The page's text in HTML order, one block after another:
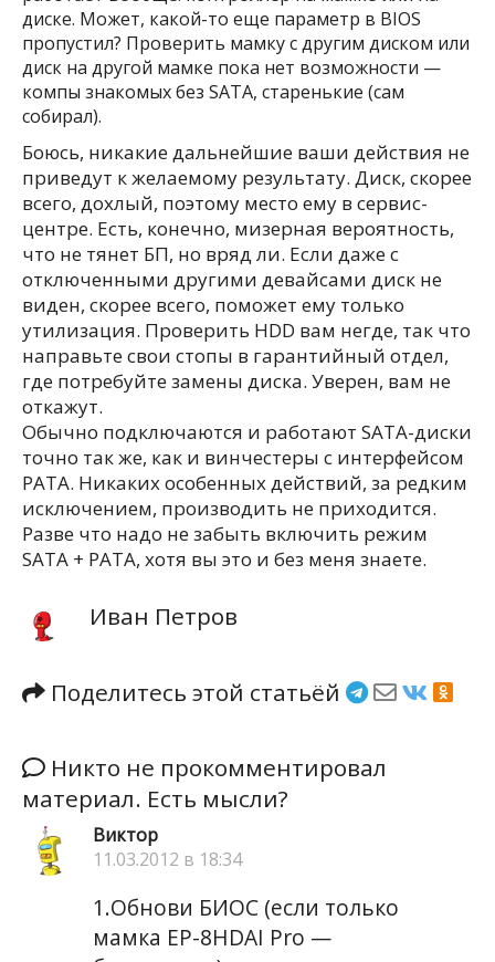
диске. Может, какой-то еще параметр в BIOS
пропустил? Проверить мамку с другим диском или
диск на другой мамке пока нет возможности —
компы знакомых без SATA, старенькие (сам
собирал).
Боюсь, никакие дальнейшие ваши действия не
приведут к желаемому результату. Диск, скорее
всего, дохлый, поэтому место ему в сервис-
центре. Есть, конечно, мизерная вероятность,
что не тянет БП, но вряд ли. Если даже с
отключенными другими девайсами диск не
виден, скорее всего, поможет ему только
утилизация. Проверить HDD вам негде, так что
направьте свои стопы в гарантийный отдел,
где потребуйте замены диска. Уверен, вам не
откажут.
Обычно подключаются и работают SATA-диски
точно так же, как и винчестеры с интерфейсом
PATA. Никаких особенных действий, за редким
исключением, производить не приходится.
Разве что надо не забыть включить режим
SATA + PATA, хотя вы это и без меня знаете.
Иван Петров
Поделитесь этой статьёй
Никто не прокомментировал
материал. Есть мысли?
Виктор
11.03.2012 в 18:34
1.Обнови БИОС (если только
мамка EP-8HDAI Pro —